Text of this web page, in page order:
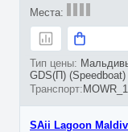
GDS(П) (Speedboat)
SAii Lagoon